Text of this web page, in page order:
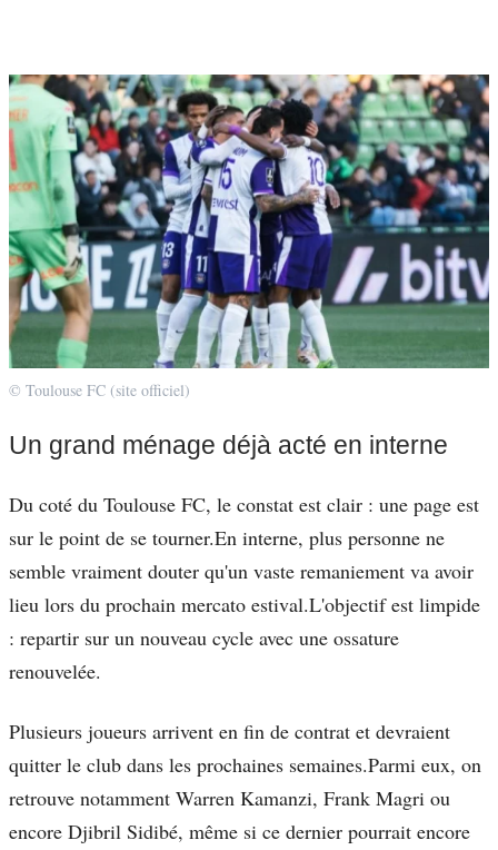
© Toulouse FC (site officiel)
Un grand ménage déjà acté en interne
Du coté du Toulouse FC, le constat est clair : une page est
sur le point de se tourner.En interne, plus personne ne
semble vraiment douter qu'un vaste remaniement va avoir
lieu lors du prochain mercato estival.L'objectif est limpide
: repartir sur un nouveau cycle avec une ossature
renouvelée.
Plusieurs joueurs arrivent en fin de contrat et devraient
quitter le club dans les prochaines semaines.Parmi eux, on
retrouve notamment Warren Kamanzi, Frank Magri ou
encore Djibril Sidibé, même si ce dernier pourrait encore